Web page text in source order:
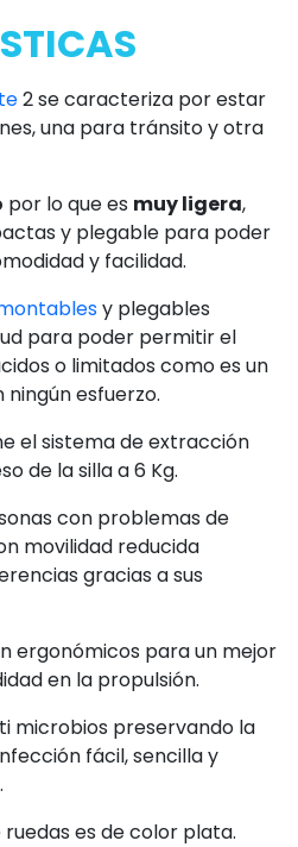
2 se caracteriza por estar
una para tránsito y otra
por lo que es muy ligera,
y plegable para poder
y facilidad.
y plegables
para poder permitir el
o limitados como es un
ningún esfuerzo.
el sistema de extracción
de la silla a 6 Kg.
con problemas de
movilidad reducida
gracias a sus
ergonómicos para un mejor
en la propulsión.
microbios preservando la
fácil, sencilla y
ruedas es de color plata.